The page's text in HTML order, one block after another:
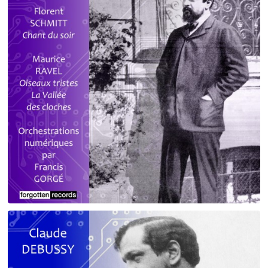
Debussy - Schmitt - Ravel
orchestrations numériques par Francis Gorgé